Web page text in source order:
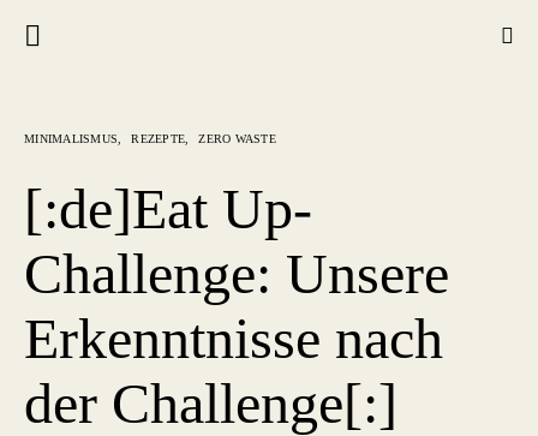
MINIMALISMUS REZEPTE ZERO WASTE
[:de]Eat Up-
Challenge: Unsere
Erkenntnisse nach
der Challenge[:]